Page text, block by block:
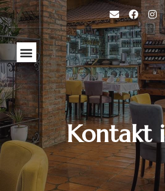
Kontakt